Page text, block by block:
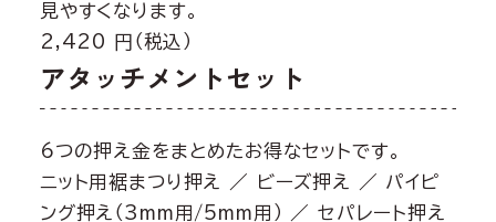
見やすくなります。
2,420 円（税込）
アタッチメントセット
6つの押え金をまとめたお得なセットです。
ニット用裾まつり押え ／ ビーズ押え ／ パイピ
ング押え（3mm用/5mm用） ／ セパレート押え